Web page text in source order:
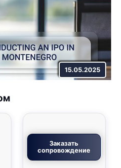
15.05.2025
Заказать
сопровождение